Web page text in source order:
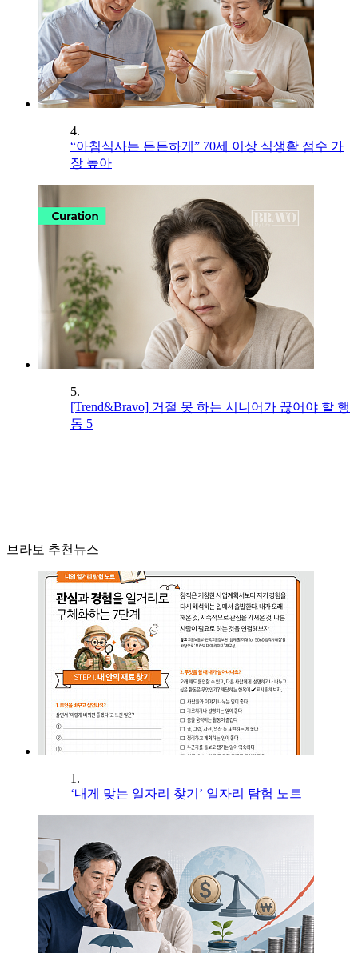
4.
“아침식사는 든든하게” 70세 이상 식생활 점수 가
장 높아
5.
[Trend&Bravo] 거절 못 하는 시니어가 끊어야 할 행
동 5
브라보 추천뉴스
1.
‘내게 맞는 일자리 찾기’ 일자리 탐험 노트